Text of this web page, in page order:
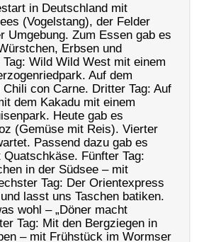
in Deutschland mit
(Vogelstang), der Felder
Umgebung. Zum Essen gab es
Erbsen und
Wild Wild West mit einem
Auf dem
con Carne. Dritter Tag: Auf
dem Kakadu mit einem
Heute gab es
(Gemüse mit Reis). Vierter
Passend dazu gab es
Fünfter Tag:
in der Südsee – mit
Tag: Der Orientexpress
lasst uns Taschen batiken.
wohl – „Döner macht
Tag: Mit den Bergziegen in
– mit Frühstück im Wormser